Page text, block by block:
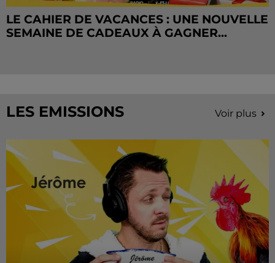
LE CAHIER DE VACANCES : UNE NOUVELLE
SEMAINE DE CADEAUX À GAGNER...
LES EMISSIONS Voir plus